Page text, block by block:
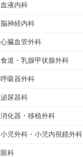
血液内科
脳神経内科
心臓血管外科
食道・乳腺甲状腺外科
呼吸器外科
泌尿器科
消化器・移植外科
小児外科・小児内視鏡外科
眼科